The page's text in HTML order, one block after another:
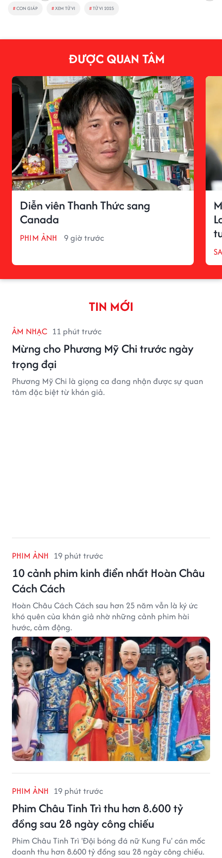
#CON GIÁP #XEM TỬ VI #TỬ VI 2025
ĐƯỢC QUAN TÂM
Diễn viên Thanh Thức sang
Canada
PHIM ẢNH 9 giờ trước
TIN MỚI
ÂM NHẠC 11 phút trước
Mừng cho Phương Mỹ Chi trước ngày
trọng đại
Phương Mỹ Chi là giọng ca đang nhận được sự quan
tâm đặc biệt từ khán giả.
PHIM ẢNH 19 phút trước
10 cảnh phim kinh điển nhất Hoàn Châu
Cách Cách
Hoàn Châu Cách Cách sau hơn 25 năm vẫn là ký ức
khó quên của khán giả nhờ những cảnh phim hài
hước, cảm động.
PHIM ẢNH 19 phút trước
Phim Châu Tinh Trì thu hơn 8.600 tỷ
đồng sau 28 ngày công chiếu
Phim Châu Tinh Trì 'Đội bóng đá nữ Kung Fu' cán mốc
doanh thu hơn 8.600 tỷ đồng sau 28 ngày công chiếu.